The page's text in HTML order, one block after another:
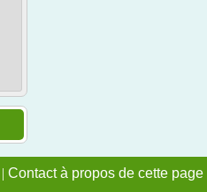
| Contact à propos de cette page